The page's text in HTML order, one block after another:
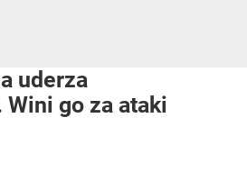
uderza
go za ataki